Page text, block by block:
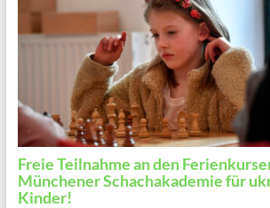
Freie Teilnahme an den
Münchener Schachakademie für
Kinder!